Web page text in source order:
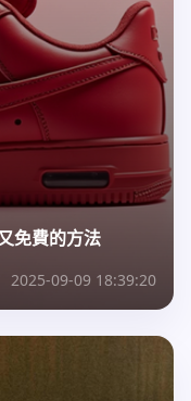
免費的方法
2025-09-09 18:39:20